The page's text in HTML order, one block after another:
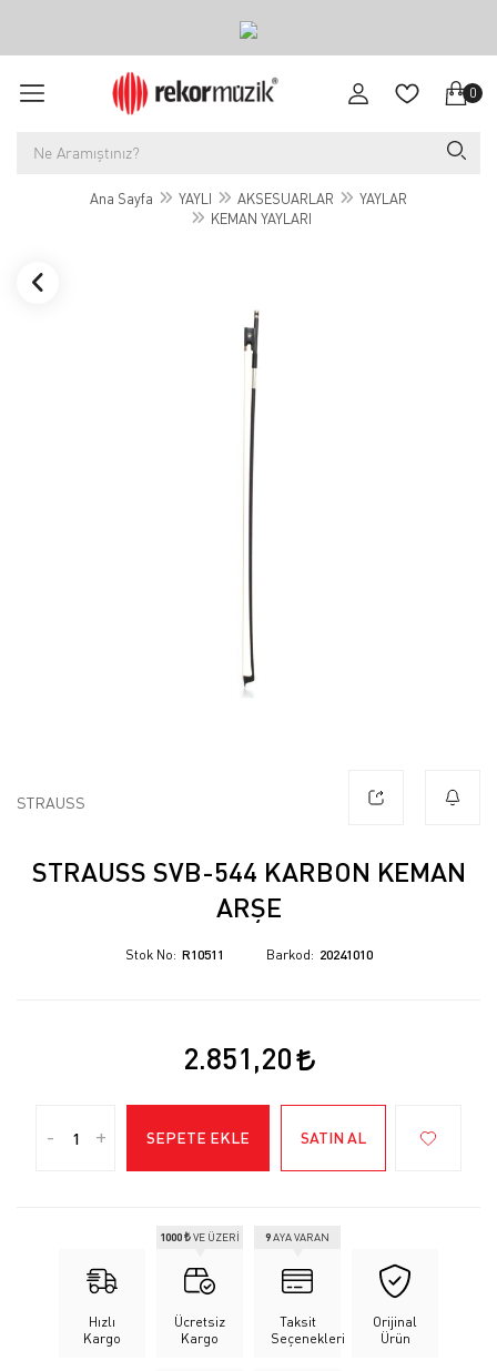
0
Ana Sayfa YAYLI AKSESUARLAR
YAYLAR
KEMAN YAYLARI
STRAUSS
STRAUSS SVB-544 KARBON KEMAN
ARŞE
Stok No R10511 Barkod 20241010
2.851,20
- + SEPETE EKLE SATIN AL
Hızlı
Kargo
Ücretsiz
Kargo
1000 ₺VE ÜZERİ
Taksit
Seçenekleri
9AYA VARAN
Orijinal
Ürün